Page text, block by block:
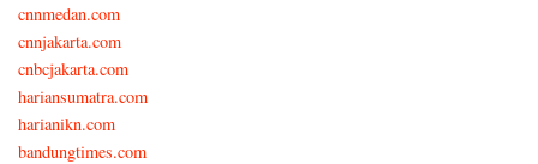
cnnmedan.com
cnnjakarta.com
cnbcjakarta.com
hariansumatra.com
harianikn.com
bandungtimes.com